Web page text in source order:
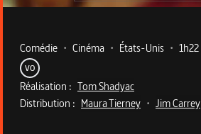
Metadata du programme
Comédie • Cinéma • États-Unis • 1h22
VO
Réalisation : Tom Shadyac
Distribution : Maura Tierney • Jim Carrey